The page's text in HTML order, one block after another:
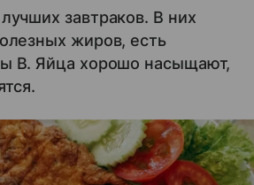
завтраков. В них
жиров, есть
B. Яйца хорошо насыщают,